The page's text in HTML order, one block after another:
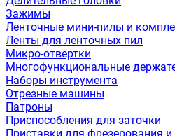
Зажимы
Ленточные мини-пилы и
Ленты для ленточных пил
Микро-отвертки
Многофункциональные
Наборы инструмента
Отрезные машины
Патроны
Приспособления для заточки